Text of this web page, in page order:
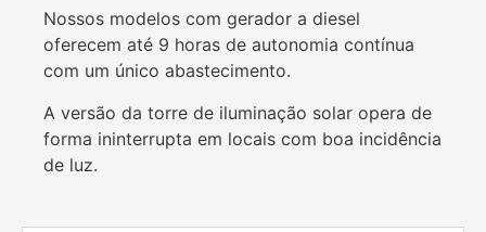
Nossos modelos com gerador a diesel
oferecem até 9 horas de autonomia contínua
com um único abastecimento.
A versão da torre de iluminação solar opera de
forma ininterrupta em locais com boa incidência
de luz.